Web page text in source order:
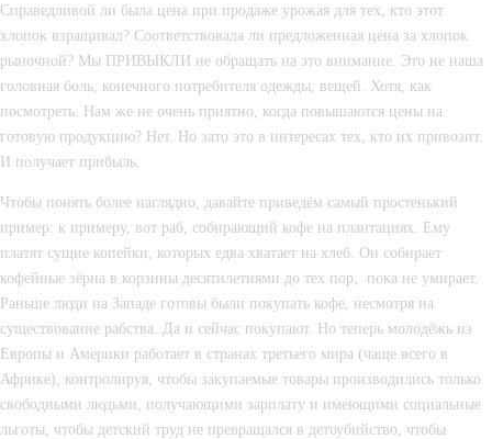
Справедливой ли была цена при продаже урожая для тех, кто этот
хлопок взращивал? Соответствовала ли предложенная цена за хлопок
рыночной? Мы ПРИВЫКЛИ не обращать на это внимание. Это не наша
головная боль, конечного потребителя одежды, вещей. Хотя, как
посмотреть. Нам же не очень приятно, когда повышаются цены на
готовую продукцию? Нет. Но зато это в интересах тех, кто их привозит.
И получает прибыль.
Чтобы понять более наглядно, давайте приведём самый простенький
пример: к примеру, вот раб, собирающий кофе на плантациях. Ему
платят сущие копейки, которых едва хватает на хлеб. Он собирает
кофейные зёрна в корзины десятилетиями до тех пор,  пока не умирает.
Раньше люди на Западе готовы были покупать кофе, несмотря на
существование рабства. Да и сейчас покупают. Но теперь молодёжь из
Европы и Америки работает в странах третьего мира (чаще всего в
Африке), контролируя, чтобы закупаемые товары производились только
свободными людьми, получающими зарплату и имеющими социальные
льготы, чтобы детский труд не превращался в детоубийство, чтобы